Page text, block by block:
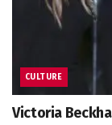
CULTURE
Victoria